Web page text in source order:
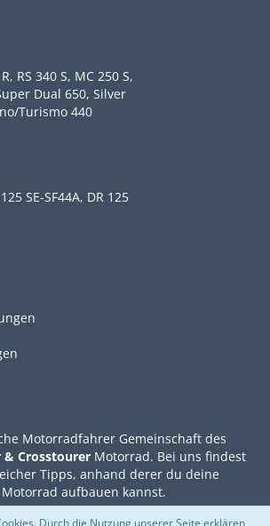
RS 340 S, MC 250 S,
Dual 650, Silver
Turismo 440
SE-SF44A, DR 125
Motorradfahrer Gemeinschaft des
& Crosstourer Motorrad. Bei uns findest
Tipps, anhand derer du deine
aufbauen kannst.
Durch die Nutzung unserer Seite erklären